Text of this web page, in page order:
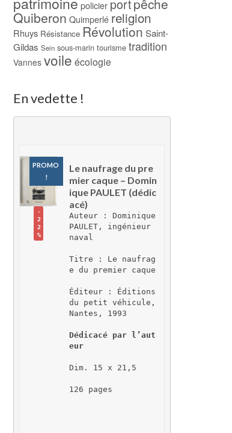
policier portpêche
Quiberon Quimperlé religion
Rhuys Résistance Révolution Saint-
Gildas Sein sous-marin tourisme tradition
Vannes voile écologie
En vedette !
PROMO
!
-
2
2
%
Le naufrage du pre
mier caque – Domin
ique PAULET (dédic
acé)
Auteur : Dominique
PAULET, ingénieur
naval
Titre : Le naufrag
e du premier caque
Éditeur : Éditions
du petit véhicule,
Nantes, 1993
Dédicacé par l’aut
eur
Dim. 15 x 21,5
126 pages